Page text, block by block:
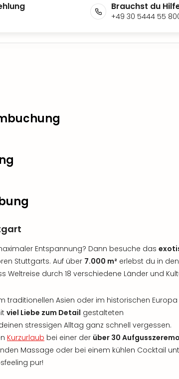
Brauchst du
+49 30 5444 55
Entspannung? Dann besuche das
Stuttgarts. Auf über 7.000 m² erlebst du in den
Weltreise durch 18 verschiedene Länder und
traditionellen Asien oder im historischen Europa
viel Liebe zum Detail gestalteten
stressigen Alltag ganz schnell vergessen.
Kurzurlaub bei einer der über 30
Massage oder bei einem kühlen Cocktail
pur!